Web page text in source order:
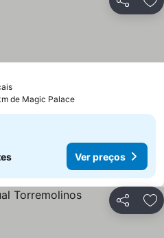
Partilhar
Ver preços
preços
de Magic Palace
Ver preços
Partilhar